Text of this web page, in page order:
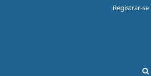
Registrar-se